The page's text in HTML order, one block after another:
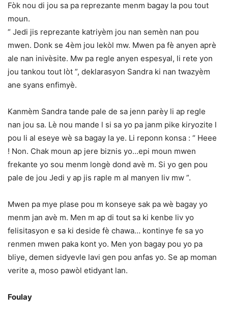
Fòk nou di jou sa pa reprezante menm bagay la pou tout
moun.
“ Jedi jis reprezante katriyèm jou nan semèn nan pou
mwen. Donk se 4èm jou lekòl mw. Mwen pa fè anyen aprè
ale nan inivèsite. Mw pa regle anyen espesyal, li rete yon
jou tankou tout lòt ”, deklarasyon Sandra ki nan twazyèm
ane syans enfimyè.
Kanmèm Sandra tande pale de sa jenn parèy li ap regle
nan jou sa. Lè nou mande l si sa yo pa janm pike kiryozite l
pou li al eseye wè sa bagay la ye. Li reponn konsa : “ Heee
! Non. Chak moun ap jere biznis yo…epi moun mwen
frekante yo sou menm longè dond avè m. Si yo gen pou
pale de jou Jedi y ap jis raple m al manyen liv mw ”.
Mwen pa mye plase pou m konseye sak pa wè bagay yo
menm jan avè m. Men m ap di tout sa ki kenbe liv yo
felisitasyon e sa ki deside fè chawa… kontinye fe sa yo
renmen mwen paka kont yo. Men yon bagay pou yo pa
bliye, demen sidyevle lavi gen pou anfas yo. Se ap moman
verite a, moso pawòl etidyant lan.
Foulay